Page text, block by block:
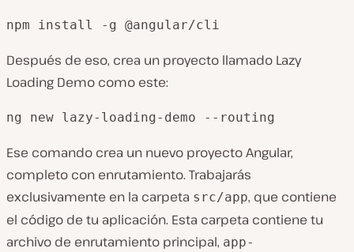
npm install -g @angular/cli
Después de eso, crea un proyecto llamado Lazy
Loading Demo como este:
ng new lazy-loading-demo --routing
Ese comando crea un nuevo proyecto Angular,
completo con enrutamiento. Trabajarás
exclusivamente en la carpeta src/app, que contiene
el código de tu aplicación. Esta carpeta contiene tu
archivo de enrutamiento principal, app-